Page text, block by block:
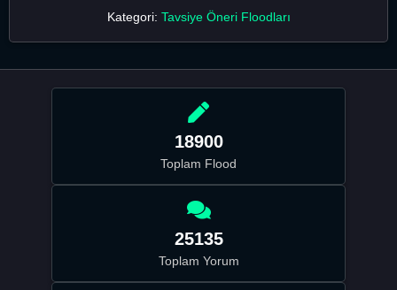
Kategori: Tavsiye Öneri Floodları
18900
Toplam Flood
25135
Toplam Yorum